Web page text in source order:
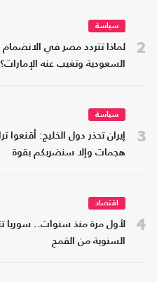
2
سياسة
لماذا تتردد مصر في الانضمام
السعودية وتغيب عنه الإمارات؟
3
سياسة
إيران تحذر دول الخليج:
هجمات وإلا سنضربكم بقوة
4
اقتصاد
لأول مرة منذ سنوات.. سوريا
السنوية من القمح